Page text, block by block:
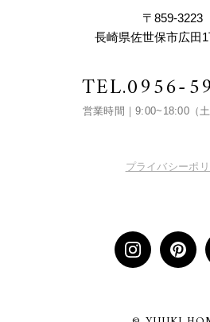
〒859-3223
長崎県佐世保市広田
TEL.0956-
営業時間｜9:00~18:00（土
プライバシーポ